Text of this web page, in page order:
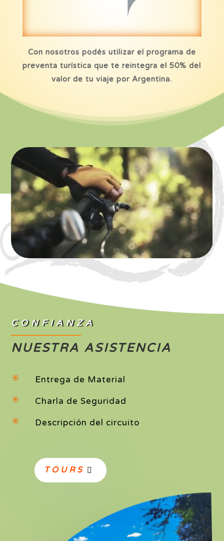
Con nosotros podés utilizar el programa de
preventa turística que te reintegra el 50% del
valor de tu viaje por Argentina.
CONFIANZA
NUESTRA ASISTENCIA
\ Entrega de Material
\ Charla de Seguridad
\ Descripción del circuito
TOURS